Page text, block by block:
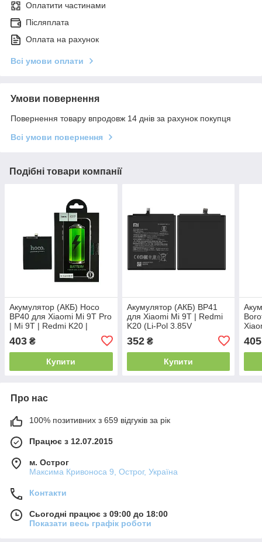
Оплатити частинами
Післяплата
Оплата на рахунок
Всі умови оплати
Умови повернення
Повернення товару впродовж 14 днів за рахунок покупця
Всі умови повернення
Подібні товари компанії
Акумулятор (АКБ) Hoco
BP40 для Xiaomi Mi 9T Pro
| Mi 9T | Redmi K20 |
Redmi K20 Pro (4000mAh)
403 ₴
Купити
Акумулятор (АКБ) BP41
для Xiaomi Mi 9T | Redmi
K20 (Li-Pol 3.85V
352₴
Купити
11i
405
Про нас
100% позитивних з 659 відгуків за рік
Працює з 12.07.2015
м. Острог
Максима Кривоноса 9, Острог, Україна
Контакти
Сьогодні працює з 09:00 до 18:00
Показати весь графік роботи